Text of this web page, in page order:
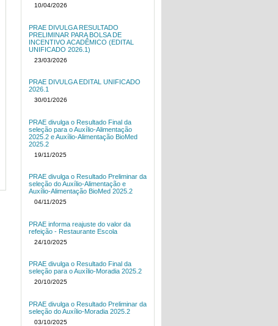
10/04/2026
PRAE DIVULGA RESULTADO
PRELIMINAR PARA BOLSA DE
INCENTIVO ACADÊMICO (EDITAL
UNIFICADO 2026.1)
23/03/2026
PRAE DIVULGA EDITAL UNIFICADO
2026.1
30/01/2026
PRAE divulga o Resultado Final da
seleção para o Auxílio-Alimentação
2025.2 e Auxílio-Alimentação BioMed
2025.2
19/11/2025
PRAE divulga o Resultado Preliminar da
seleção do Auxílio-Alimentação e
Auxílio-Alimentação BioMed 2025.2
04/11/2025
PRAE informa reajuste do valor da
refeição - Restaurante Escola
24/10/2025
PRAE divulga o Resultado Final da
seleção para o Auxílio-Moradia 2025.2
20/10/2025
PRAE divulga o Resultado Preliminar da
seleção do Auxílio-Moradia 2025.2
03/10/2025